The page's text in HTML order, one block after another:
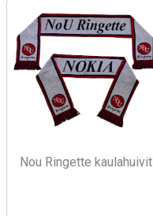
Nou Ringette kaulahuivit